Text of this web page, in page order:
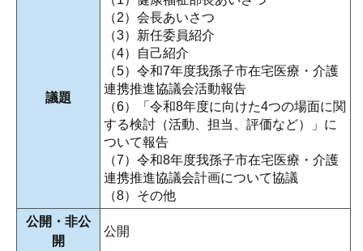
議題
（2）会長あいさつ
（3）新任委員紹介
（4）自己紹介
（5）令和7年度我孫子市在宅医療・介護
連携推進協議会活動報告
（6）「令和8年度に向けた4つの場面に関
する検討（活動、担当、評価など）」に
ついて報告
（7）令和8年度我孫子市在宅医療・介護
連携推進協議会計画について協議
（8）その他
公開・非公
開
公開